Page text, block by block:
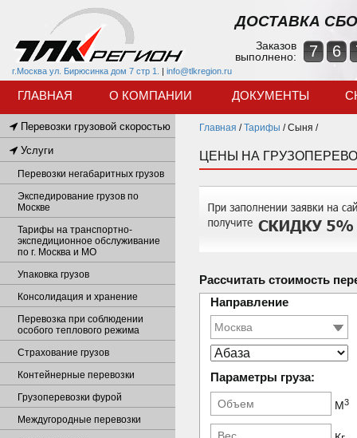
г.Москва ул. Бирюсинка дом 7 стр 1. | info@tlkregion.ru
ДОСТАВКА
Заказов
выполнено:
7 6
ГЛАВНАЯ О КОМПАНИИ ДОКУМЕНТЫ
Главная /Тарифы /Сыня /
ЦЕНЫ НА
Рассчитать стоимость
Направление
Параметры груза:
М3
Перевозки грузовой скоростью
Услуги
Перевозки негабаритных грузов
Экспедирование грузов по
Москве
Тарифы на транспортно-
экспедиционное обслуживание
по г. Москва и МО
Упаковка грузов
Консолидация и хранение
Перевозка при соблюдении
особого теплового режима
Страхование грузов
Контейнерные перевозки
Грузоперевозки фурой
Междугородные перевозки